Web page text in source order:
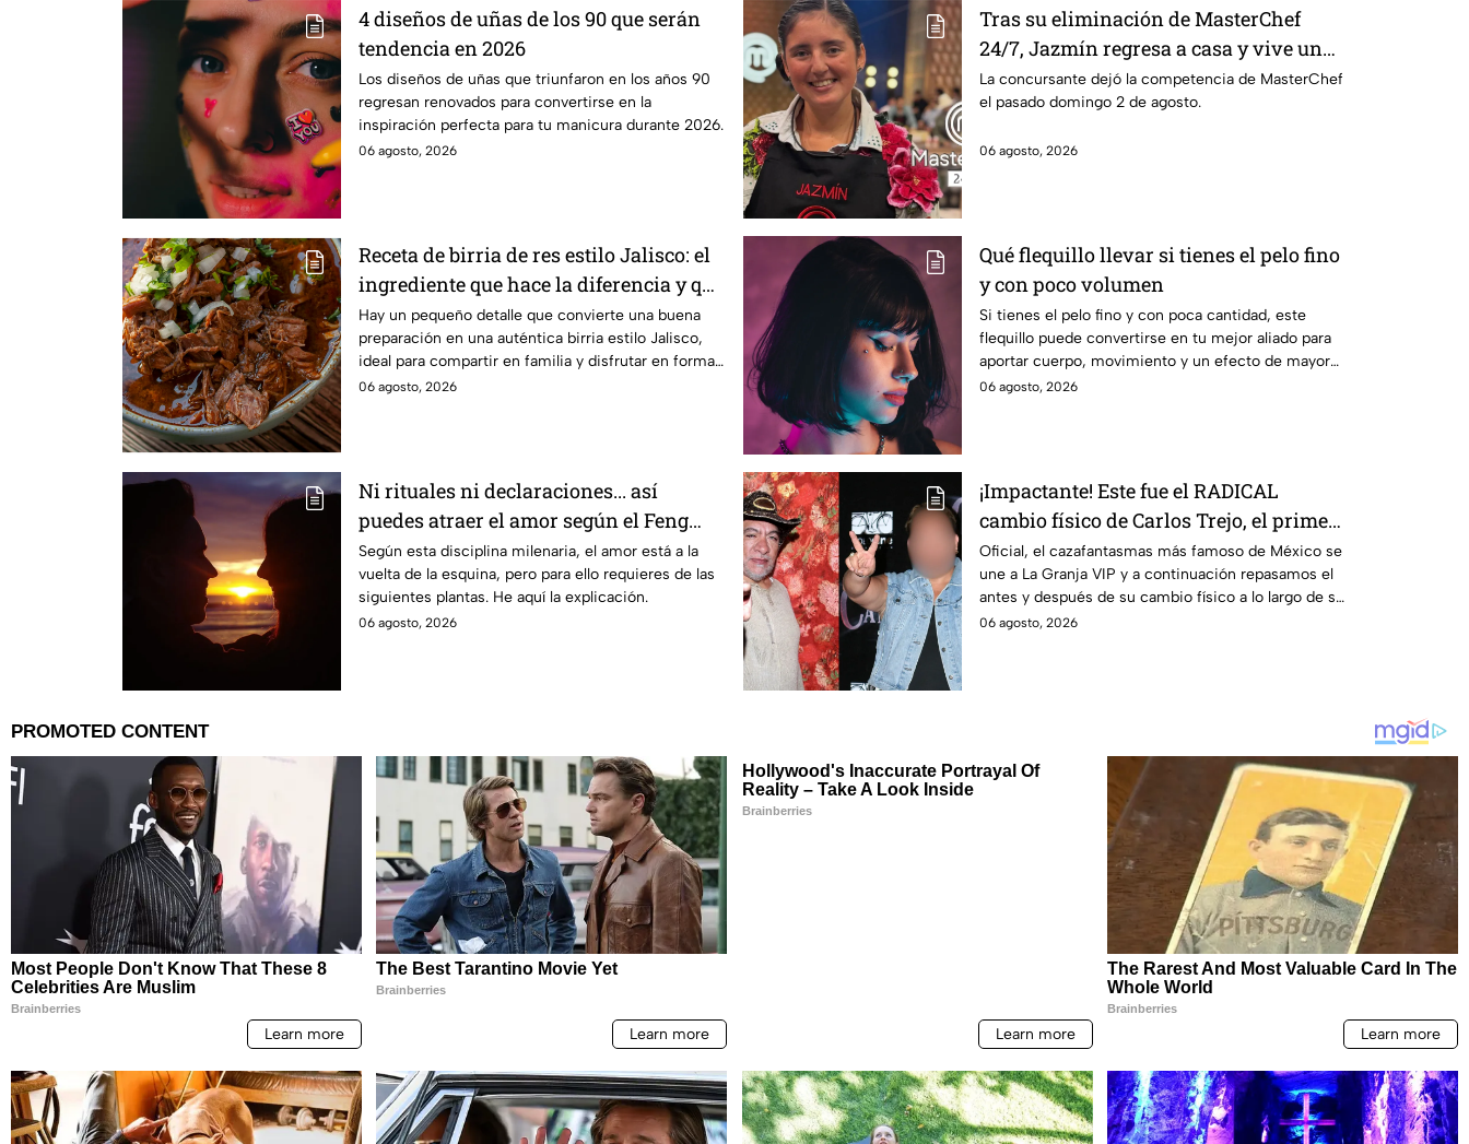
4 diseños de uñas de los 90 que serán
tendencia en 2026
Los diseños de uñas que triunfaron en los años 90
regresan renovados para convertirse en la
inspiración perfecta para tu manicura durante 2026.
06 agosto, 2026
Tras su eliminación de MasterChef
24/7, Jazmín regresa a casa y vive un
emotivo reencuentro
La concursante dejó la competencia de MasterChef
el pasado domingo 2 de agosto.
06 agosto, 2026
Receta de birria de res estilo Jalisco: el
ingrediente que hace la diferencia y que
NO te puede faltar
Hay un pequeño detalle que convierte una buena
preparación en una auténtica birria estilo Jalisco,
ideal para compartir en familia y disfrutar en forma
de caldo, tacos de birria o una irresistible
06 agosto, 2026
Qué flequillo llevar si tienes el pelo fino
y con poco volumen
Si tienes el pelo fino y con poca cantidad, este
flequillo puede convertirse en tu mejor aliado para
aportar cuerpo, movimiento y un efecto de mayor
densidad.
06 agosto, 2026
Ni rituales ni declaraciones... así
puedes atraer el amor según el Feng
Shui
Según esta disciplina milenaria, el amor está a la
vuelta de la esquina, pero para ello requieres de las
siguientes plantas. He aquí la explicación.
06 agosto, 2026
¡Impactante! Este fue el RADICAL
cambio físico de Carlos Trejo, el primer
granjero de La Granja VIP Segunda
Temporada, a través de los años
Oficial, el cazafantasmas más famoso de México se
une a La Granja VIP y a continuación repasamos el
antes y después de su cambio físico a lo largo de su
carrera.
06 agosto, 2026